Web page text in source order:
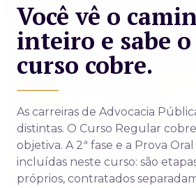
Você vê o
inteiro e sabe
curso cobre.
As carreiras de Advocacia
distintas. O Curso Regular cobre
objetiva. A 2ª fase e a Prova
incluídas neste curso: são
próprios, contratados